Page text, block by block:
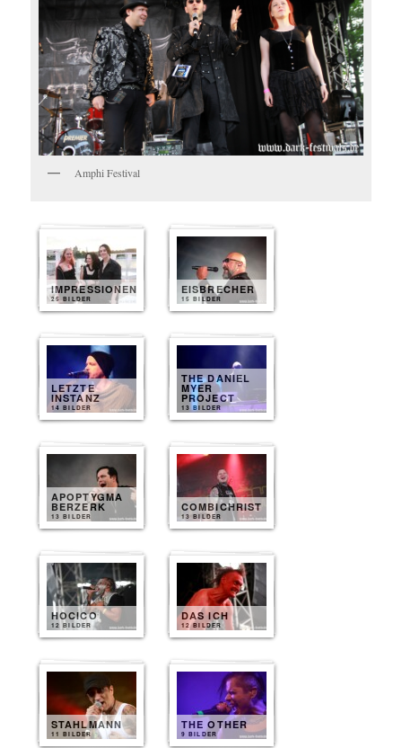
Amphi Festival
IMPRESSIONEN
25 BILDER
EISBRECHER
15 BILDER
LETZTE
INSTANZ
14 BILDER
THE DANIEL
MYER
PROJECT
13 BILDER
APOPTYGMA
BERZERK
13 BILDER
COMBICHRIST
13 BILDER
HOCICO
12 BILDER
DAS ICH
12 BILDER
STAHLMANN
11 BILDER
THE OTHER
9 BILDER